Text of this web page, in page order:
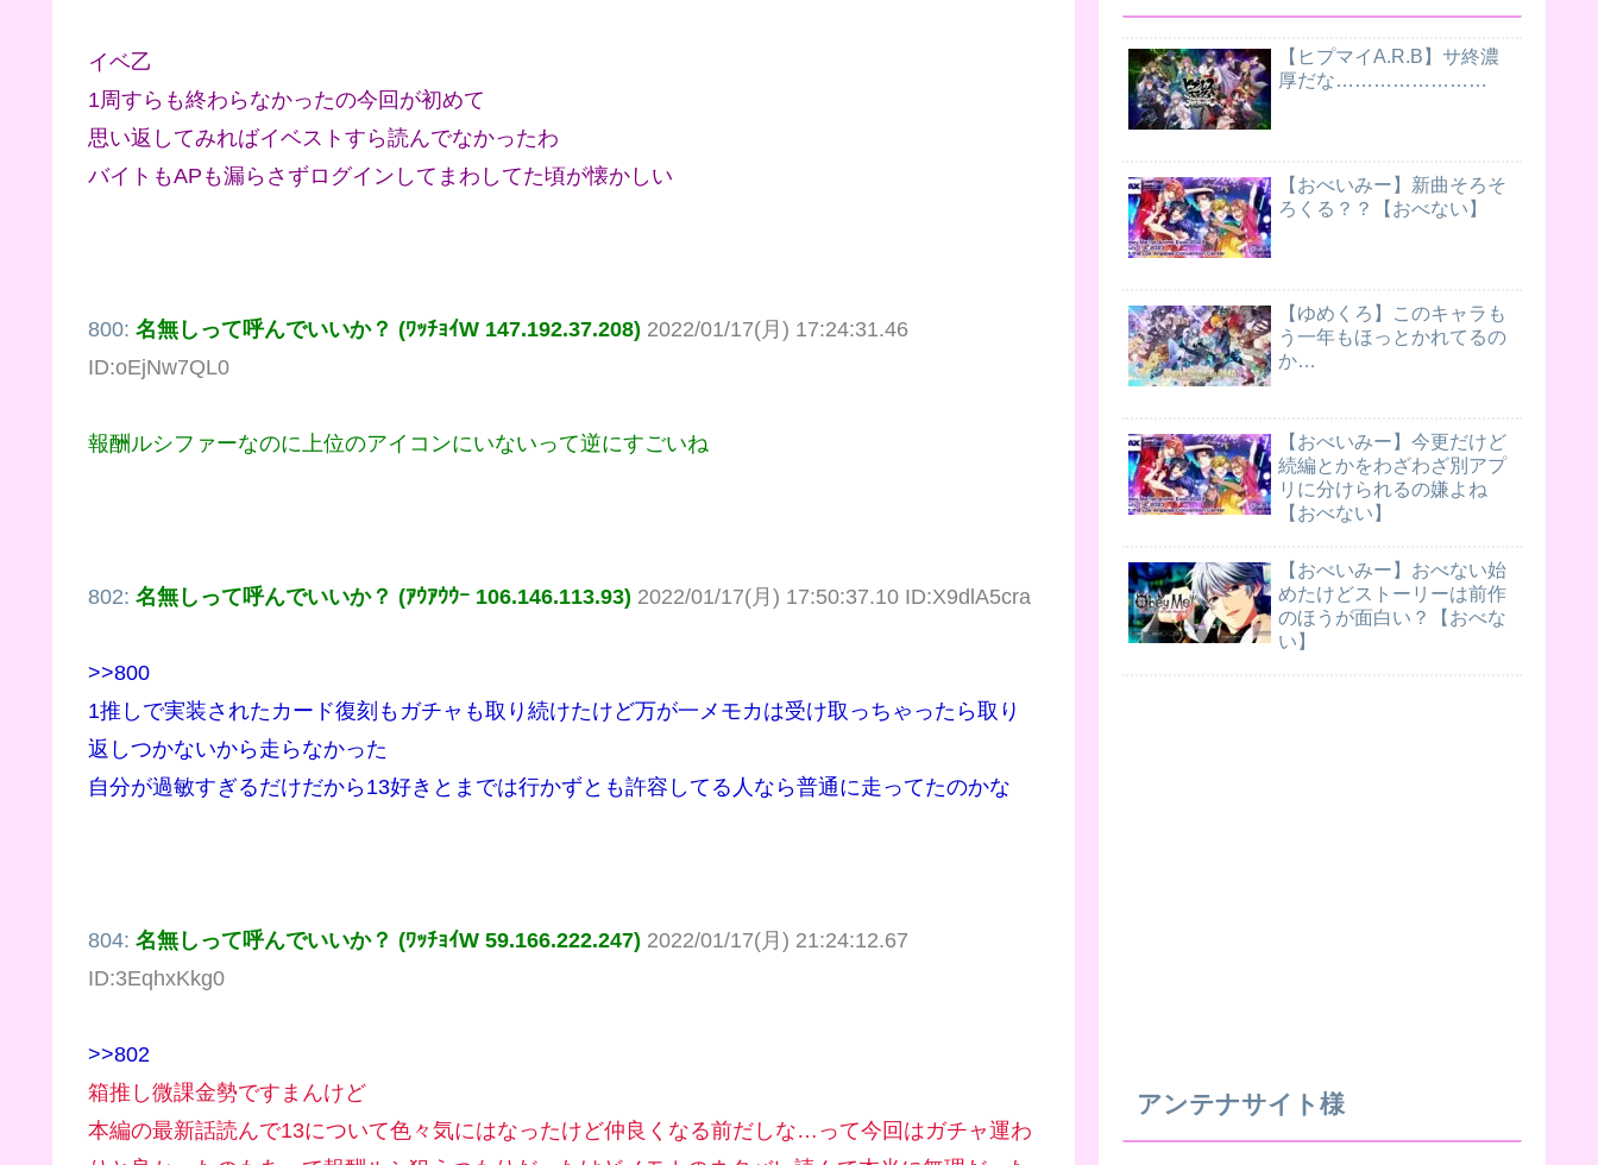
イベ乙
1周すらも終わらなかったの今回が初めて
思い返してみればイベストすら読んでなかったわ
バイトもAPも漏らさずログインしてまわしてた頃が懐かしい
800: 名無しって呼んでいいか？ (ﾜｯﾁｮｲW 147.192.37.208) 2022/01/17(月) 17:24:31.46
ID:oEjNw7QL0
報酬ルシファーなのに上位のアイコンにいないって逆にすごいね
802: 名無しって呼んでいいか？ (ｱｳｱｳｳｰ 106.146.113.93) 2022/01/17(月) 17:50:37.10 ID:X9dlA5cra
>>800
1推しで実装されたカード復刻もガチャも取り続けたけど万が一メモカは受け取っちゃったら取り
返しつかないから走らなかった
自分が過敏すぎるだけだから13好きとまでは行かずとも許容してる人なら普通に走ってたのかな
804: 名無しって呼んでいいか？ (ﾜｯﾁｮｲW 59.166.222.247) 2022/01/17(月) 21:24:12.67
ID:3EqhxKkg0
>>802
箱推し微課金勢ですまんけど
本編の最新話読んで13について色々気にはなったけど仲良くなる前だしな…って今回はガチャ運わ
【ヒプマイA.R.B】サ終濃
厚だな……………………
【おべいみー】新曲そろそ
ろくる？？【おべない】
【ゆめくろ】このキャラも
う一年もほっとかれてるの
か…
【おべいみー】今更だけど
続編とかをわざわざ別アプ
リに分けられるの嫌よね
【おべない】
【おべいみー】おべない始
めたけどストーリーは前作
のほうが面白い？【おべな
い】
アンテナサイト様